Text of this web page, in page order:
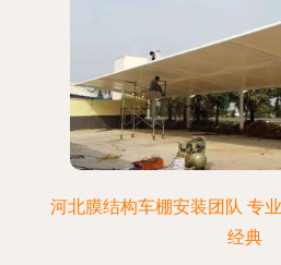
河北膜结构车棚安装团队 专
经典